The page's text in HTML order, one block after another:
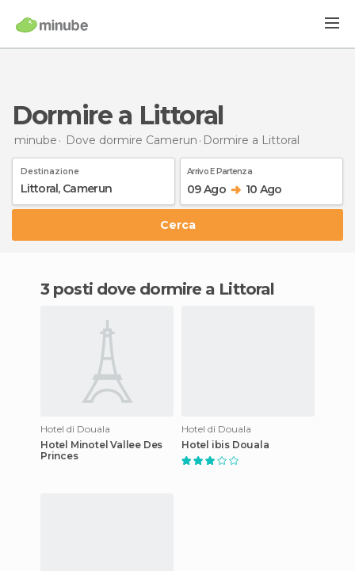
Dormire a Littoral
minube Dove dormire Camerun Dormire a Littoral
Destinazione Arrivo E Partenza
09 Ago 10 Ago
Cerca
3 posti dove dormire a Littoral
Hotel di Douala
Hotel Minotel Vallee Des
Princes
Hotel di Douala
Hotel ibis Douala